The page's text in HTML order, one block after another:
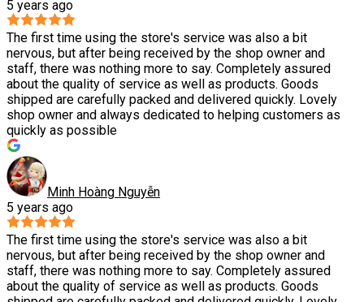
5 years ago
The first time using the store's service was also a bit
nervous, but after being received by the shop owner and
staff, there was nothing more to say. Completely assured
about the quality of service as well as products. Goods
shipped are carefully packed and delivered quickly. Lovely
shop owner and always dedicated to helping customers as
quickly as possible
Minh Hoàng Nguyễn
5 years ago
The first time using the store's service was also a bit
nervous, but after being received by the shop owner and
staff, there was nothing more to say. Completely assured
about the quality of service as well as products. Goods